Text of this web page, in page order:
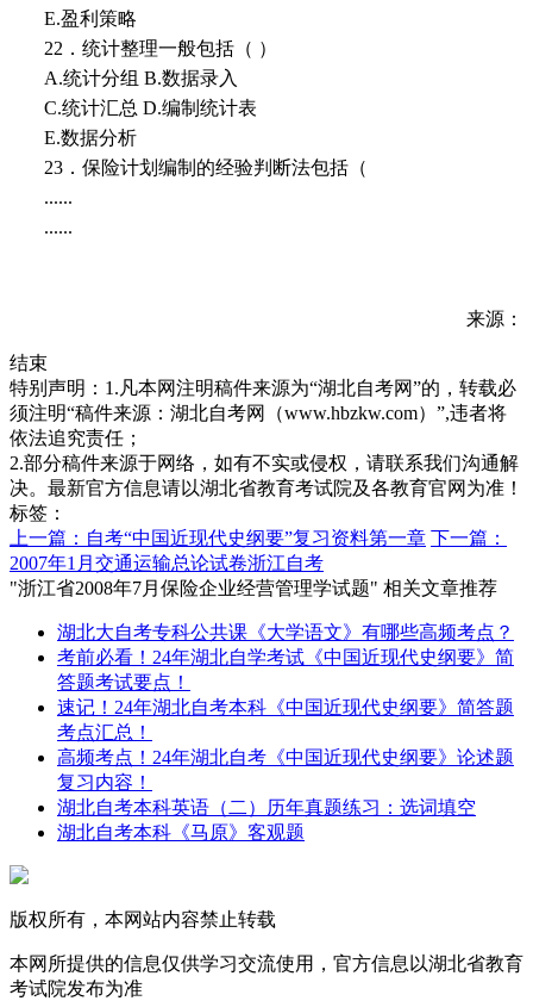
E.盈利策略
22．统计整理一般包括（ ）
A.统计分组 B.数据录入
C.统计汇总 D.编制统计表
E.数据分析
23．保险计划编制的经验判断法包括（
......
......
来源：
结束
特别声明：1.凡本网注明稿件来源为“湖北自考网”的，转载必
须注明“稿件来源：湖北自考网（www.hbzkw.com）”,违者将
依法追究责任；
2.部分稿件来源于网络，如有不实或侵权，请联系我们沟通解
决。最新官方信息请以湖北省教育考试院及各教育官网为准！
标签：
上一篇：自考“中国近现代史纲要”复习资料第一章 下一篇：
2007年1月交通运输总论试卷浙江自考
"浙江省2008年7月保险企业经营管理学试题" 相关文章推荐
湖北大自考专科公共课《大学语文》有哪些高频考点？
考前必看！24年湖北自学考试《中国近现代史纲要》简
答题考试要点！
速记！24年湖北自考本科《中国近现代史纲要》简答题
考点汇总！
高频考点！24年湖北自考《中国近现代史纲要》论述题
复习内容！
湖北自考本科英语（二）历年真题练习：选词填空
湖北自考本科《马原》客观题
版权所有，本网站内容禁止转载
本网所提供的信息仅供学习交流使用，官方信息以湖北省教育
考试院发布为准